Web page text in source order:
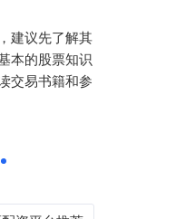
建议先了解其
本的股票知识
交易书籍和参